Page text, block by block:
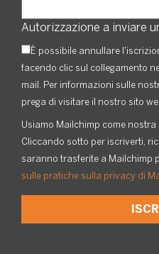
Autorizzazione a inviare
È possibile annullare
facendo clic sul collegamento
mail. Per informazioni sulle
prega di visitare il nostro sito
Usiamo Mailchimp come
Cliccando sotto per iscriverti,
saranno trasferite a Mailchimp
sulle pratiche sulla privacy di